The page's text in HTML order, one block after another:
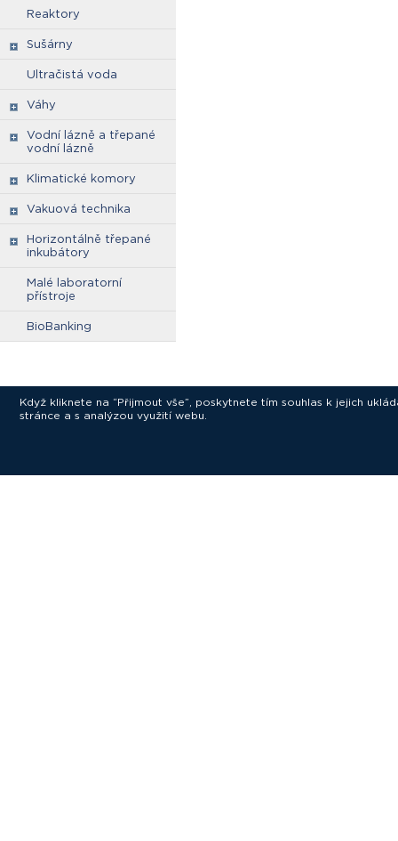
Reaktory
Sušárny
Ultračistá voda
Váhy
Vodní lázně a třepané
vodní lázně
Klimatické komory
Vakuová technika
Horizontálně třepané
inkubátory
Malé laboratorní
přístroje
BioBanking
Když kliknete na “Přijmout vše”, poskytnete tím souhlas k jejich
stránce a s analýzou využití webu.